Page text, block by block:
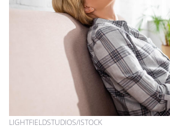
LIGHTFIELDSTUDIOS/ISTOCK